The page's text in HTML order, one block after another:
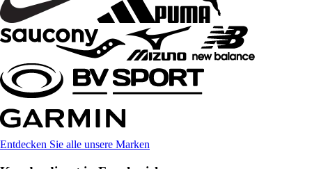
Entdecken Sie alle unsere Marken